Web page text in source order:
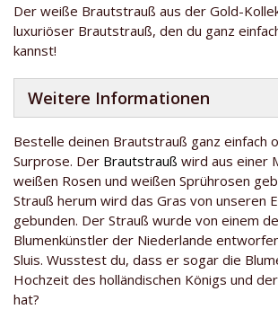
Der weiße Brautstrauß aus der Gold-
luxuriöser Brautstrauß, den du ganz
kannst!
Weitere Informationen
Bestelle deinen Brautstrauß ganz einfach
Surprose. Der Brautstrauß wird aus einer
weißen Rosen und weißen Sprührosen
Strauß herum wird das Gras von unseren
gebunden. Der Strauß wurde von einem
Blumenkünstler der Niederlande
Sluis. Wusstest du, dass er sogar die
Hochzeit des holländischen Königs und
hat?